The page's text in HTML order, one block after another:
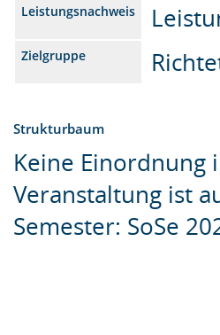
Leistungsnachweis
Zielgruppe
Strukturbaum
Keine Einordnung
Veranstaltung ist
Semester: SoSe